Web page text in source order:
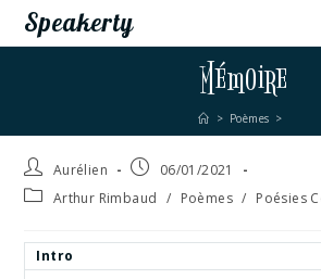
Speakerty
Mémoire
> Poèmes >
Aurélien
06/01/2021
Arthur Rimbaud / Poèmes / Poésies
Intro